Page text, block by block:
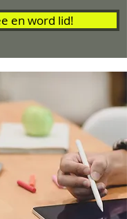
en word lid!